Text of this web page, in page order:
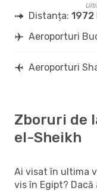
Distanța: 1972
Aeroporturi
Aeroporturi
Zboruri de
el-Sheikh
Ai visat în ultima
vis în Egipt?